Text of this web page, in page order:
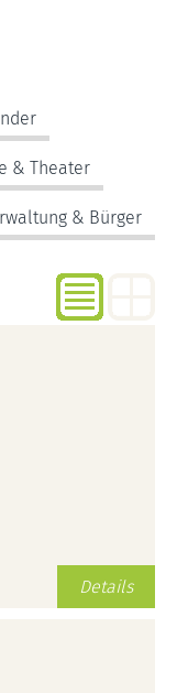
& Theater
& Bürger
Details